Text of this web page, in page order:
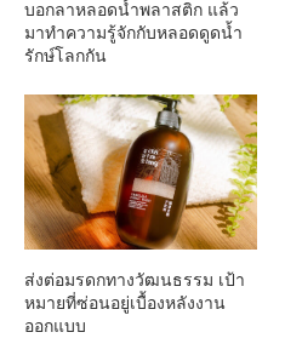
บอกลาหลอดน้ำพลาสติก แล้ว
มาทำความรู้จักกับหลอดดูดน้ำ
รักษ์โลกกัน
ส่งต่อมรดกทางวัฒนธรรม เป้า
หมายที่ซ่อนอยู่เบื้องหลังงาน
ออกแบบ